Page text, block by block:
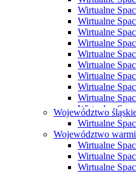
Wirtualne
Wirtualne
Wirtualne
Wirtualne
Wirtualne
Wirtualne
Wirtualne
Wirtualne
Wirtualne
Wirtualne
Wirtualne
Wirtualne
Wirtualne
Wirtualne
Wirtualne
Województwo
Wirtualne
Województwo
Wirtualne
Wirtualne
Wirtualne